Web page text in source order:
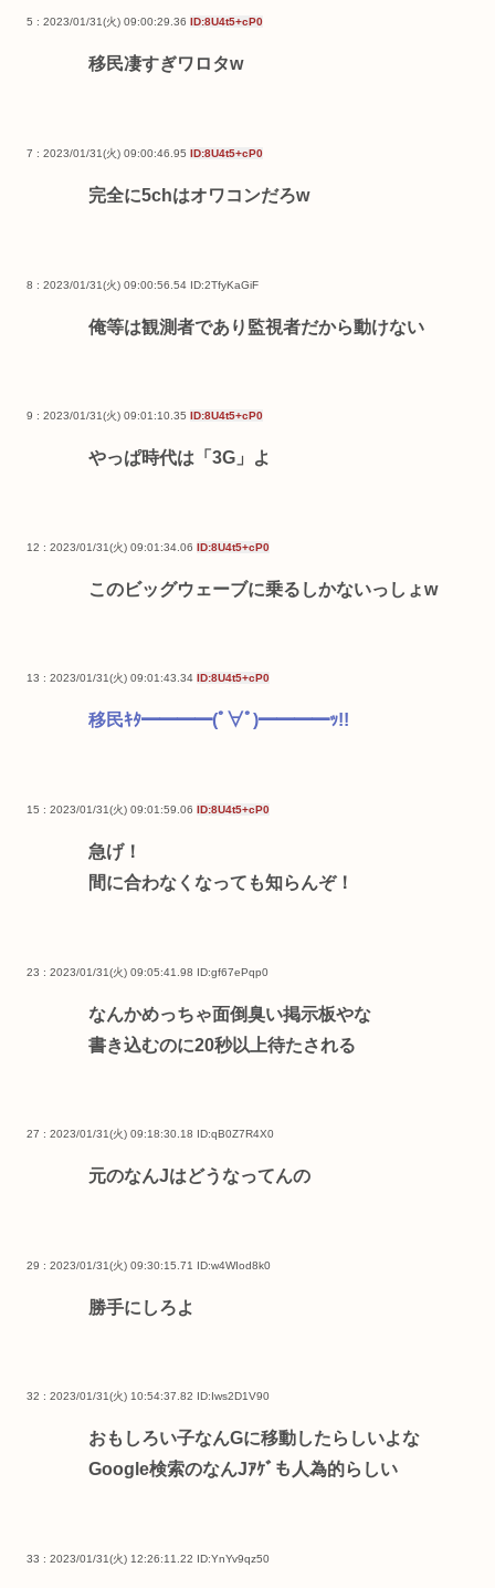
5 : 2023/01/31(火) 09:00:29.36 ID:8U4t5+cP0
移民凄すぎワロタw
7 : 2023/01/31(火) 09:00:46.95 ID:8U4t5+cP0
完全に5chはオワコンだろw
8 : 2023/01/31(火) 09:00:56.54 ID:2TfyKaGiF
俺等は観測者であり監視者だから動けない
9 : 2023/01/31(火) 09:01:10.35 ID:8U4t5+cP0
やっぱ時代は「3G」よ
12 : 2023/01/31(火) 09:01:34.06 ID:8U4t5+cP0
このビッグウェーブに乗るしかないっしょw
13 : 2023/01/31(火) 09:01:43.34 ID:8U4t5+cP0
移民ｷﾀ━━━━(ﾟ∀ﾟ)━━━━ｯ!!
15 : 2023/01/31(火) 09:01:59.06 ID:8U4t5+cP0
急げ！
間に合わなくなっても知らんぞ！
23 : 2023/01/31(火) 09:05:41.98 ID:gf67ePqp0
なんかめっちゃ面倒臭い掲示板やな
書き込むのに20秒以上待たされる
27 : 2023/01/31(火) 09:18:30.18 ID:qB0Z7R4X0
元のなんJはどうなってんの
29 : 2023/01/31(火) 09:30:15.71 ID:w4WIod8k0
勝手にしろよ
32 : 2023/01/31(火) 10:54:37.82 ID:Iws2D1V90
おもしろい子なんGに移動したらしいよな
Google検索のなんJｱｹﾞも人為的らしい
33 : 2023/01/31(火) 12:26:11.22 ID:YnYv9qz50